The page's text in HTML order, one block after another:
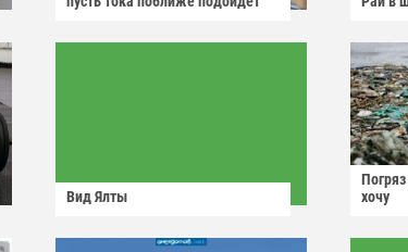
Вид Ялты
хочу